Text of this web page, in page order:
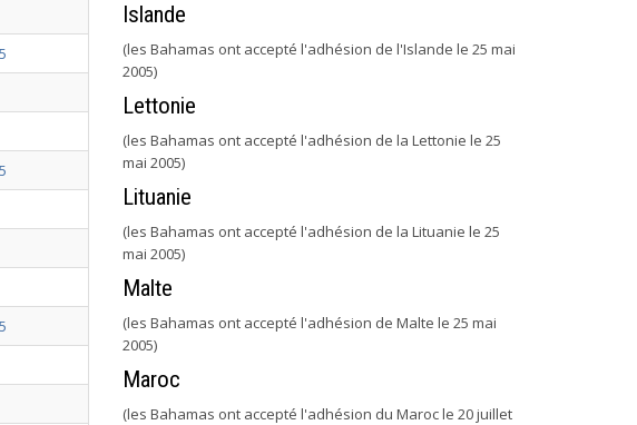
Islande
(les Bahamas ont accepté l'adhésion de l'Islande le 25 mai
2005)
Lettonie
(les Bahamas ont accepté l'adhésion de la Lettonie le 25
mai 2005)
Lituanie
(les Bahamas ont accepté l'adhésion de la Lituanie le 25
mai 2005)
Malte
(les Bahamas ont accepté l'adhésion de Malte le 25 mai
2005)
Maroc
(les Bahamas ont accepté l'adhésion du Maroc le 20 juillet